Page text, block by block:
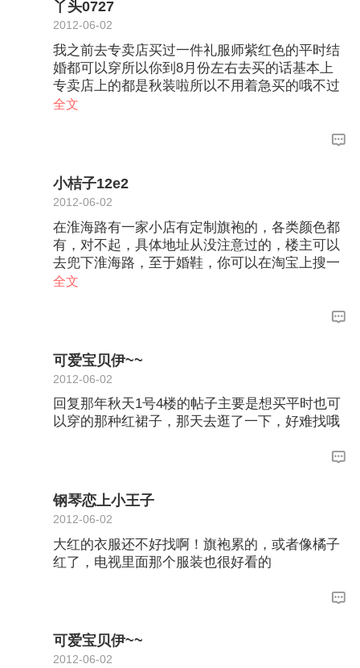
丫头0727
2012-06-02
我之前去专卖店买过一件礼服师紫红色的平时结
婚都可以穿所以你到8月份左右去买的话基本上
专卖店上的都是秋装啦所以不用着急买的哦不过
觉得老家办酒穿旗袍好看哈哈我也是准备老家办
全文
小桔子12e2
2012-06-02
在淮海路有一家小店有定制旗袍的，各类颜色都
有，对不起，具体地址从没注意过的，楼主可以
去兜下淮海路，至于婚鞋，你可以在淘宝上搜一
下的
全文
可爱宝贝伊~~
2012-06-02
回复那年秋天1号4楼的帖子主要是想买平时也可
以穿的那种红裙子，那天去逛了一下，好难找哦
钢琴恋上小王子
2012-06-02
大红的衣服还不好找啊！旗袍累的，或者像橘子
红了，电视里面那个服装也很好看的
可爱宝贝伊~~
2012-06-02